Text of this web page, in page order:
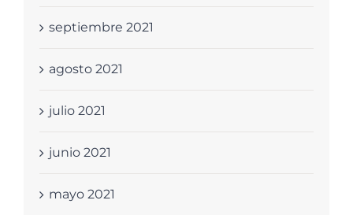
septiembre 2021
agosto 2021
julio 2021
junio 2021
mayo 2021